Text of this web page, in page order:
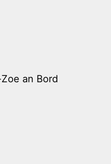
an Bord